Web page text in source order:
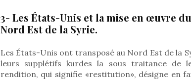
3- Les États-Unis et la mise en œuvre
Nord Est de la Syrie.
Les États-Unis ont transposé au Nord Est de la
leurs supplétifs kurdes la sous traitance de
rendition, qui signifie «restitution», désigne en